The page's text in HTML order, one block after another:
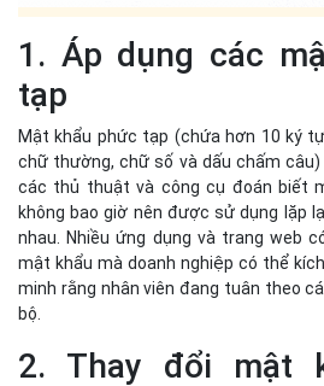
2. Thay đổi mật
xuyên
Ngay cả khi đã sử dụng một mật khẩu
hành thay đổi mật khẩu cho tất cả
sau 60-90 ngày. Hầu hết các trang
năng buộc nhân viên phải thay đổi
thời gian nhất định một cách tự động.
3. Kích hoạt xác
(2FA)